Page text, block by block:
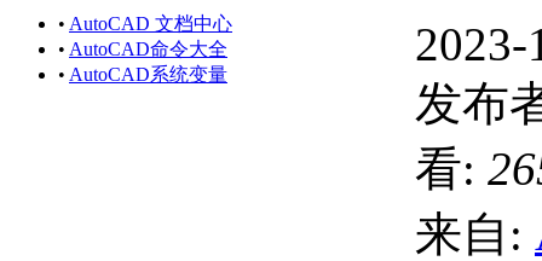
• AutoCAD 文档中心
• AutoCAD命令大全
• AutoCAD系统变量
2023-
发布
看:
来自: